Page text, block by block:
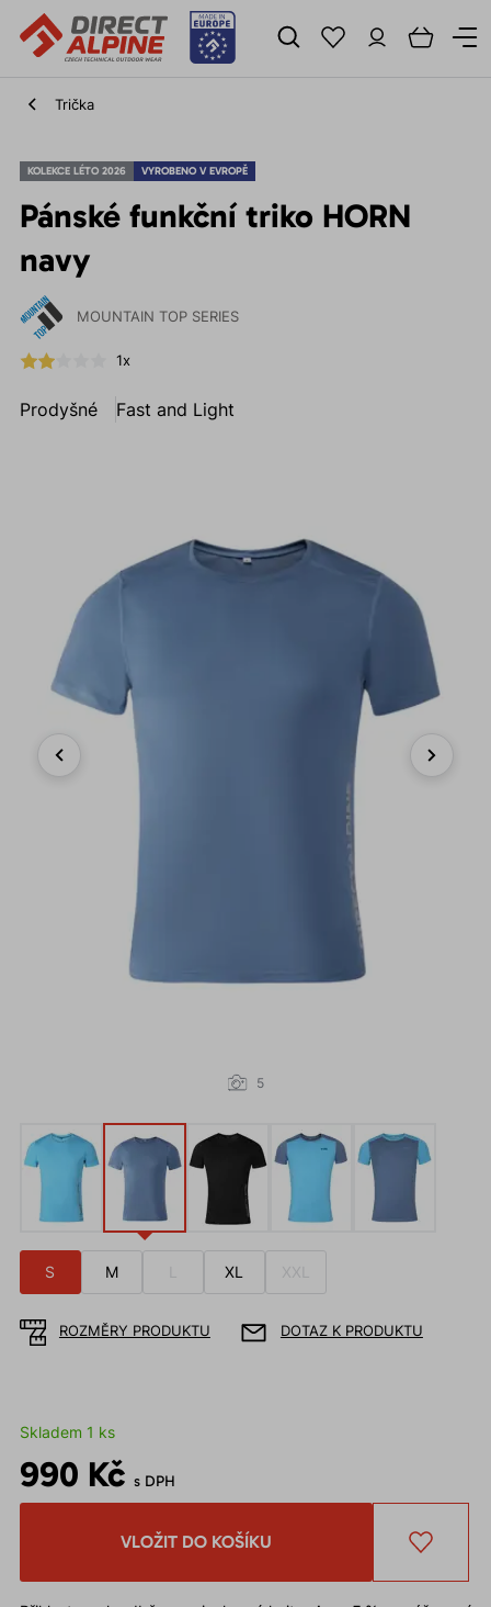
Trička
KOLEKCE LÉTO 2026 VYROBENO V EVROPĚ
Pánské funkční triko HORN
navy
MOUNTAIN TOP SERIES
1x
Prodyšné Fast and Light
5
S M XL XXL
ROZMĚRY PRODUKTU DOTAZ K PRODUKTU
Skladem 1 ks
990 Kč s DPH
VLOŽIT DO KOŠÍKU